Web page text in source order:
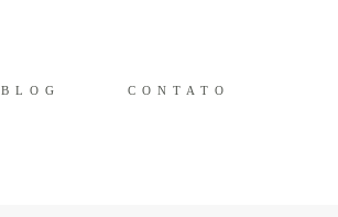
BLOG CONTATO